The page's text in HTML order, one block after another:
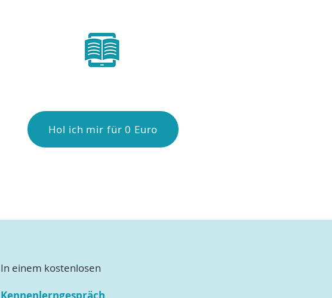
Hol ich mir für 0 Euro
In einem kostenlosen